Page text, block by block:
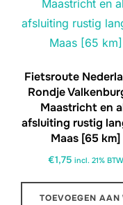
Fietsroute
Rondje
Maastricht en
afsluiting rustig
Maas [65 km]
€1,75 incl. 21% BTW
TOEVOEGEN